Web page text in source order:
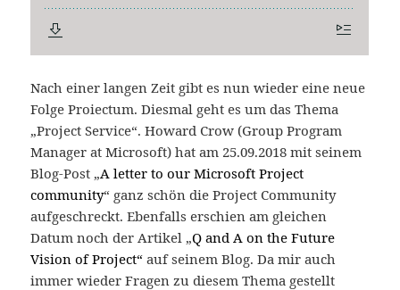
Nach einer langen Zeit gibt es nun wieder eine neue
Folge Proiectum. Diesmal geht es um das Thema
„Project Service“. Howard Crow (Group Program
Manager at Microsoft) hat am 25.09.2018 mit seinem
Blog-Post „A letter to our Microsoft Project
community“ ganz schön die Project Community
aufgeschreckt. Ebenfalls erschien am gleichen
Datum noch der Artikel „Q and A on the Future
Vision of Project“auf seinem Blog. Da mir auch
immer wieder Fragen zu diesem Thema gestellt